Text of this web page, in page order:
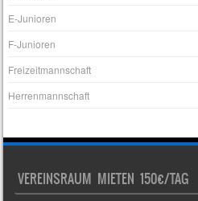
E-Junioren
F-Junioren
Freizeitmannschaft
Herrenmannschaft
VEREINSRAUM MIETEN 150€/TAG